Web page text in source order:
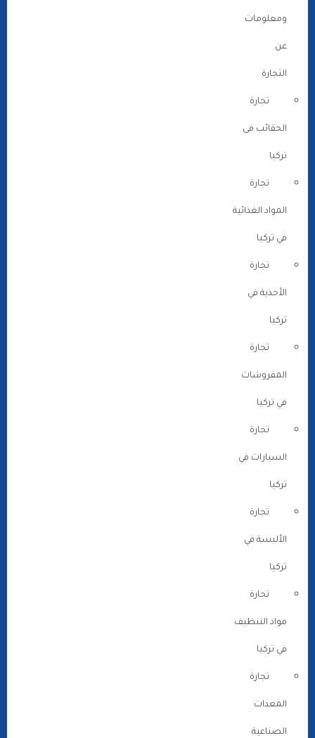
ومعلومات
عن
التجارة
تجارة
الحقائب فى
تركيا
تجارة
المواد الغذائية
في تركيا
تجارة
الأحذية في
تركيا
تجارة
المفروشات
في تركيا
تجارة
السيارات في
تركيا
تجارة
الألبسة في
تركيا
تجارة
مواد التنظيف
في تركيا
تجارة
المعدات
الصناعية